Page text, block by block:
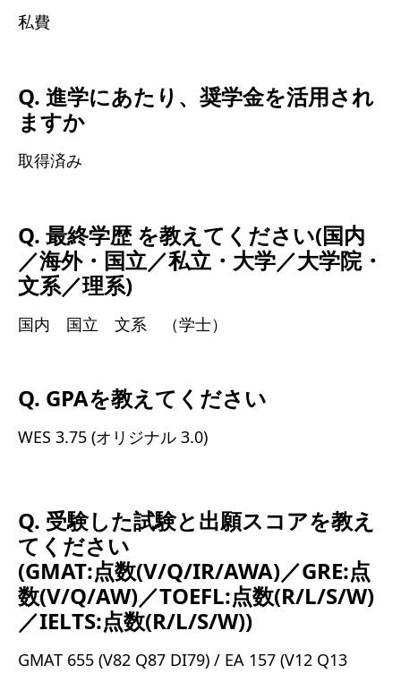
私費
Q. 進学にあたり、奨学金を活用され
ますか
取得済み
Q. 最終学歴 を教えてください(国内
／海外・国立／私立・大学／大学院・
文系／理系)
国内 国立 文系 （学士）
Q. GPAを教えてください
WES 3.75 (オリジナル 3.0)
Q. 受験した試験と出願スコアを教え
てください
(GMAT:点数(V/Q/IR/AWA)／GRE:点
数(V/Q/AW)／TOEFL:点数(R/L/S/W)
／IELTS:点数(R/L/S/W))
GMAT 655 (V82 Q87 DI79) / EA 157 (V12 Q13